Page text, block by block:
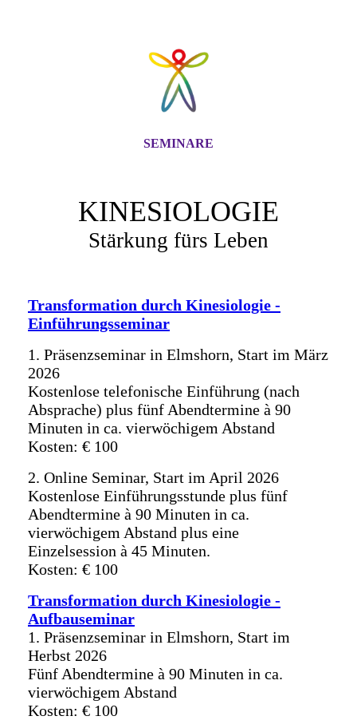
SEMINARE
KINESIOLOGIE
Stärkung fürs Leben
Transformation durch Kinesiologie -
Einführungsseminar
1. Präsenzseminar in Elmshorn, Start im März
2026
Kostenlose telefonische Einführung (nach
Absprache) plus fünf Abendtermine à 90
Minuten in ca. vierwöchigem Abstand
Kosten: € 100
2. Online Seminar, Start im April 2026
Kostenlose Einführungsstunde plus fünf
Abendtermine à 90 Minuten in ca.
vierwöchigem Abstand plus eine
Einzelsession à 45 Minuten.
Kosten: € 100
Transformation durch Kinesiologie -
Aufbauseminar
1. Präsenzseminar in Elmshorn, Start im
Herbst 2026
Fünf Abendtermine à 90 Minuten in ca.
vierwöchigem Abstand
Kosten: € 100